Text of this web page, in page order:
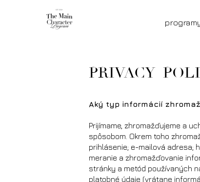
PRIVACY
Aký typ informácií
Prijímame, zhromažďujeme a
spôsobom. Okrem toho
prihlásenie; e-mailová adresa;
meranie a zhromažďovanie
stránky a metód používaných
platobné údaje (vrátane